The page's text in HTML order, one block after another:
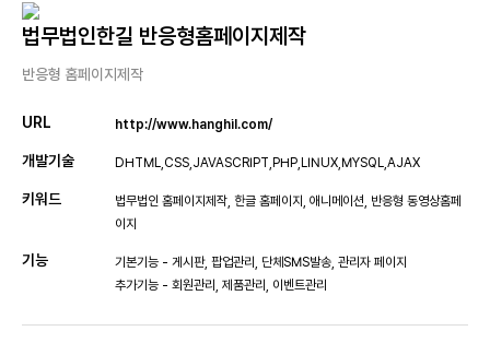
법무법인한길 반응형홈페이지제작
반응형 홈페이지제작
URL http://www.hanghil.com/
개발기술 DHTML,CSS,JAVASCRIPT,PHP,LINUX,MYSQL,AJAX
키워드
법무법인 홈페이지제작, 한글 홈페이지, 애니메이션, 반응형 동영상홈페
이지
기능
기본기능 - 게시판, 팝업관리, 단체SMS발송, 관리자 페이지
추가기능 - 회원관리, 제품관리, 이벤트관리